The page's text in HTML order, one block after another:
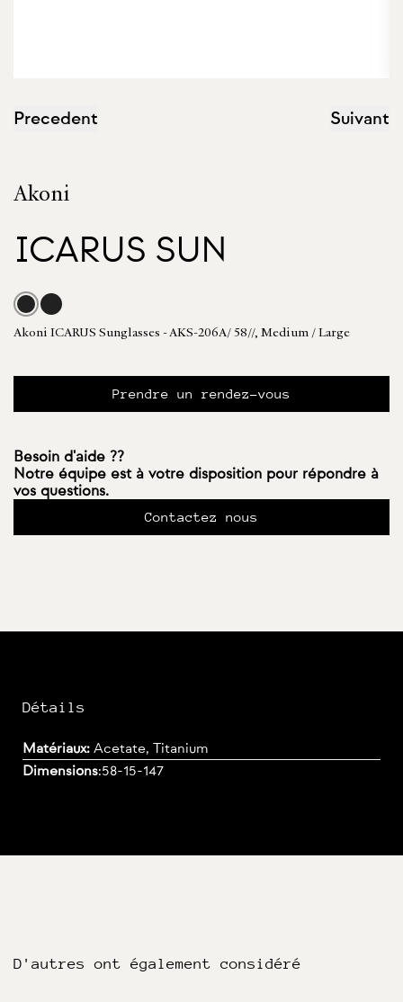
Precedent Suivant
Akoni
ICARUS SUN
Akoni ICARUS Sunglasses - AKS-206A/ 58//, Medium / Large
Prendre un rendez-vous
Besoin d'aide ??
Notre équipe est à votre disposition pour répondre à
vos questions.
Contactez nous
Détails
Matériaux: Acetate, Titanium
Dimensions:58-15-147
D'autres ont également considéré